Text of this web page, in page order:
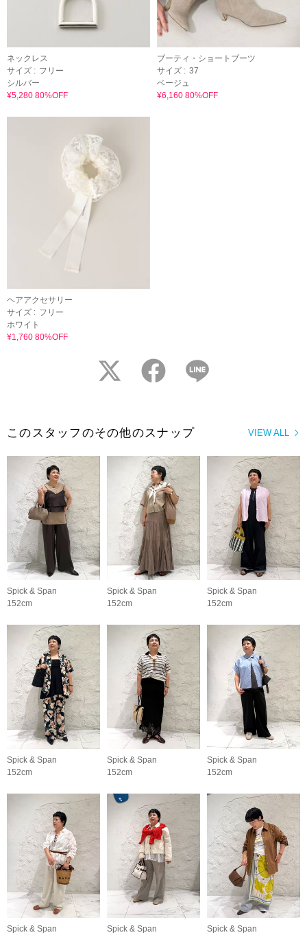
ネックレス
サイズ : フリー
シルバー
¥5,280 80%OFF
ブーティ・ショートブーツ
サイズ : 37
ベージュ
¥6,160 80%OFF
ヘアアクセサリー
サイズ : フリー
ホワイト
¥1,760 80%OFF
twitter facebook
VIEW ALL
このスタッフのその他のスナップ
Spick & Span
152cm
Spick & Span
152cm
Spick & Span
152cm
Spick & Span
152cm
Spick & Span
152cm
Spick & Span
152cm
Spick & Span
Spick & Span
Spick & Span